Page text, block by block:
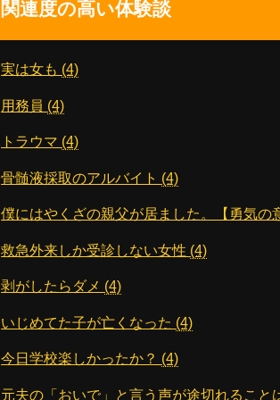
関連度の高い体験談
実は女も (4)
用務員 (4)
トラウマ (4)
骨髄液採取のアルバイト (4)
僕にはやくざの親父が居ました。【勇気の
救急外来しか受診しない女性 (4)
剥がしたらダメ (4)
いじめてた子が亡くなった (4)
今日学校楽しかったか？ (4)
元夫の「おいで」と言う声が途切れること